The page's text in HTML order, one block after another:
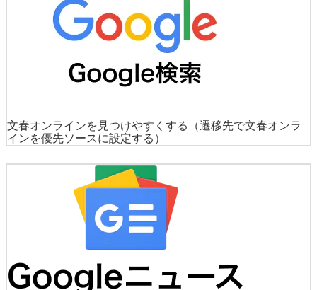
文春オンラインを見つけやすくする
（遷移先で文春オンラ
インを優先ソースに設定する）